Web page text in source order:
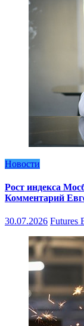
Новости
Рост индекса
Комментарий
30.07.2026 Futures